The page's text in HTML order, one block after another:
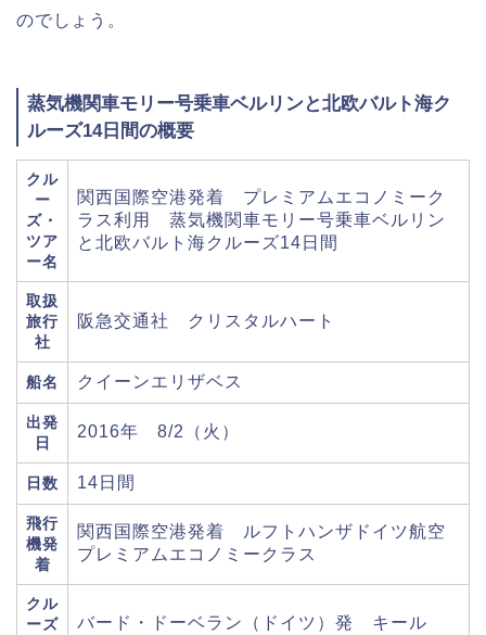
のでしょう。
蒸気機関車モリー号乗車ベルリンと北欧バルト海ク
ルーズ14日間の概要
クル
ー
ズ・
ツア
ー名
関西国際空港発着 プレミアムエコノミーク
ラス利用 蒸気機関車モリー号乗車ベルリン
と北欧バルト海クルーズ14日間
取扱
旅行
社
阪急交通社 クリスタルハート
船名 クイーンエリザベス
出発
日
2016年 8/2（火）
日数 14日間
飛行
機発
着
関西国際空港発着 ルフトハンザドイツ航空
プレミアムエコノミークラス
クル
ーズ
バード・ドーベラン（ドイツ）発 キール